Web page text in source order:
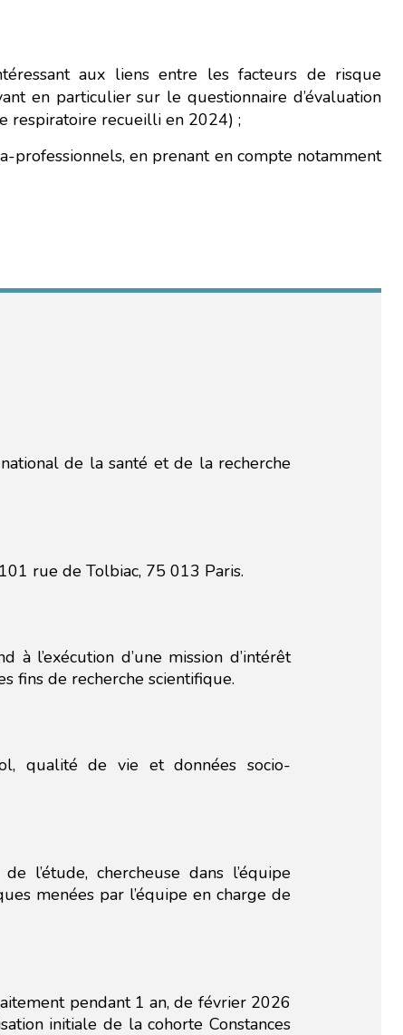
aux liens entre les facteurs de risque
en particulier sur le questionnaire d’évaluation
respiratoire recueilli en 2024) ;
professionnels, en prenant en compte notamment
de la santé et de la recherche
rue de Tolbiac, 75 013 Paris.
l’exécution d’une mission d’intérêt
fins de recherche scientifique.
qualité de vie et données socio-
l’étude, chercheuse dans l’équipe
menées par l’équipe en charge de
pendant 1 an, de février 2026
initiale de la cohorte Constances